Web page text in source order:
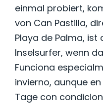
einmal probiert,
von Can Pastilla,
Playa de Palma,
Inselsurfer, wenn
Funciona
invierno, aunque
Tage con